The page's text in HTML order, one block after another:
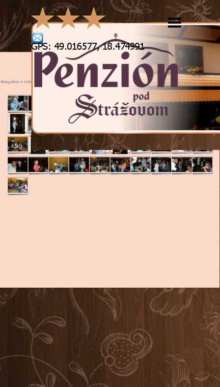
Prejsť na obsah
Preskočiť menu
Deň detí jún 2012
Fotogaléria > MDD
Návrat na obsah